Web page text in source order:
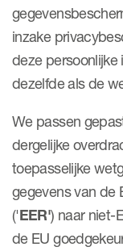
inzake
deze persoonlijke
dezelfde als de
We passen
dergelijke
toepasselijke
gegevens van de
('EER') naar niet-
de EU